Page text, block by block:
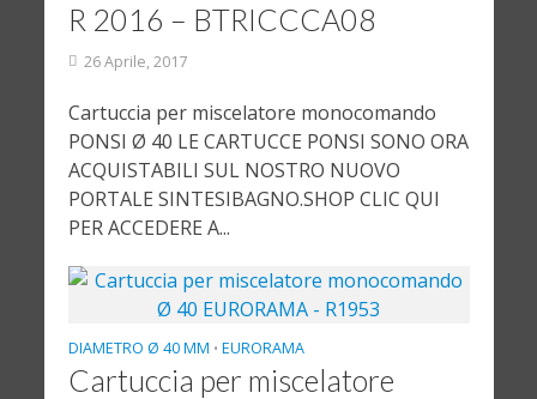
R 2016 – BTRICCCA08
26 Aprile, 2017
Cartuccia per miscelatore monocomando
PONSI Ø 40 LE CARTUCCE PONSI SONO ORA
ACQUISTABILI SUL NOSTRO NUOVO
PORTALE SINTESIBAGNO.SHOP CLIC QUI
PER ACCEDERE A...
DIAMETRO Ø 40 MM • EURORAMA
Cartuccia per miscelatore